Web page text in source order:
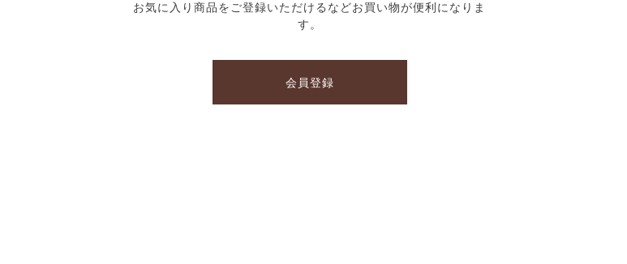
お気に入り商品をご登録いただけるなどお買い物が便利になりま
す。
会員登録